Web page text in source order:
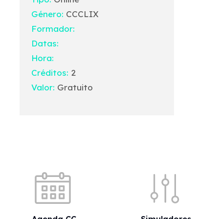
Género: CCCLIX
Formador:
Datas:
Hora:
Créditos: 2
Valor: Gratuito